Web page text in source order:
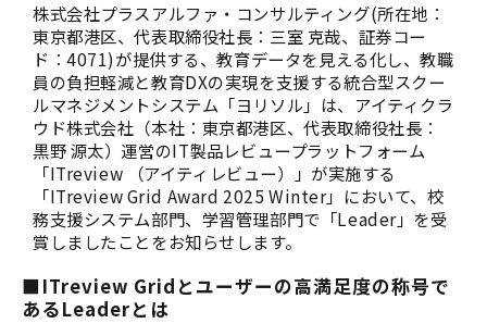
株式会社プラスアルファ・コンサルティング(所在地：
東京都港区、代表取締役社長：三室 克哉、証券コー
ド：4071)が提供する、教育データを見える化し、教職
員の負担軽減と教育DXの実現を支援する統合型スクー
ルマネジメントシステム「ヨリソル」は、アイティクラ
ウド株式会社（本社：東京都港区、代表取締役社長：
黒野 源太）運営のIT製品レビュープラットフォーム
「ITreview （アイティレビュー）」が実施する
「ITreview Grid Award 2025 Winter」において、校
務支援システム部門、学習管理部門で「Leader」を受
賞しましたことをお知らせします。
■ITreview Gridとユーザーの高満足度の称号で
あるLeaderとは